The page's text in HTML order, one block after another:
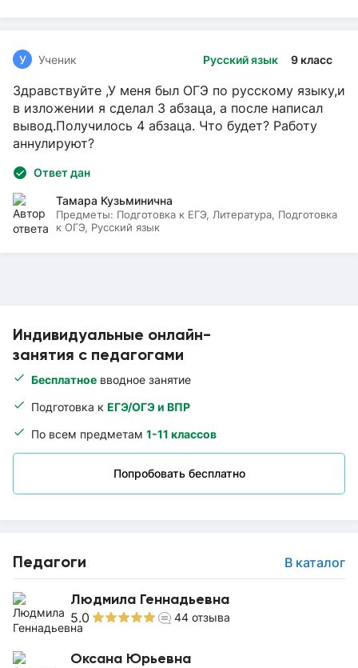
Индивидуальные онлайн-
занятия с педагогами
Бесплатное вводное занятие
Подготовка к ЕГЭ/ОГЭ и ВПР
По всем предметам 1-11 классов
Попробовать бесплатно
Педагоги В каталог
Людмила Геннадьевна
5.0 44 отзыва
Оксана Юрьевна
Русский язык 9 класс
У Ученик
Здравствуйте ,У меня был ОГЭ по русскому языку,и
в изложении я сделал 3 абзаца, а после написал
вывод.Получилось 4 абзаца. Что будет? Работу
аннулируют?
Ответ дан
Тамара Кузьминична
Предметы: Подготовка к ЕГЭ, Литература, Подготовка
к ОГЭ, Русский язык